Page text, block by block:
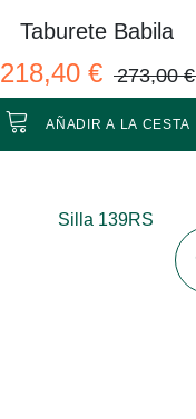
Taburete Babila
218,40 € 273,00 €
AÑADIR A LA CESTA